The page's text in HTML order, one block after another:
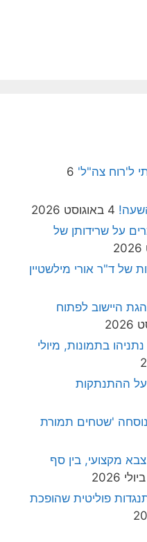
ל'רוח צה"ל' 6
4 באוגוסט 2026
על שרידותן של
של ד"ר אורי מילשטיין
היישוב לפתוח
בתמונות, מיולי
ההתנתקות
'שטחים תמורת
מקצועי, בין סף
פוליטית שהופכת